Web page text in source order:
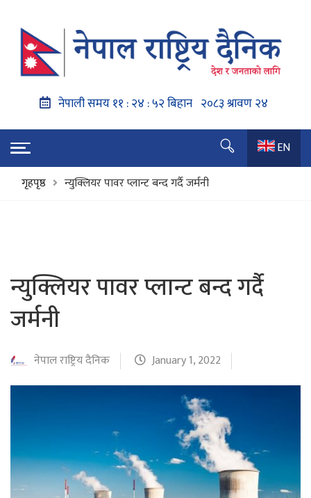
EN
गृहपृष्ठ
न्युक्लियर पावर प्लान्ट बन्द गर्दै जर्मनी
न्युक्लियर पावर प्लान्ट बन्द गर्दै
जर्मनी
नेपाल राष्ट्रिय दैनिक January 1, 2022